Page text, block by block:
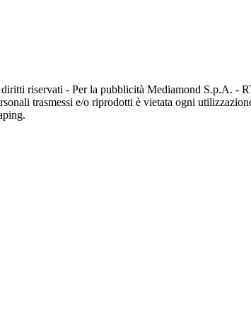
riservati - Per la pubblicità Mediamond S.p.A. -
trasmessi e/o riprodotti è vietata ogni